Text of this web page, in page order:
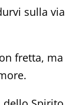
sulla via
fretta, ma